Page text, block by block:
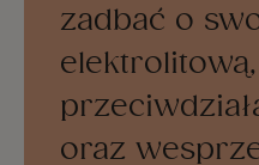
zadbać o
elektrolitową,
oraz